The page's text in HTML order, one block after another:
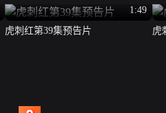
1:49
虎刺红第39集预告片
虎